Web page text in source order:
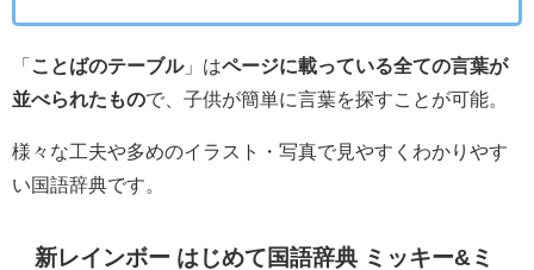
「 ことばのテーブル」はページに載っている全ての言葉が
並べられたもので、子供が簡単に言葉を探すことが可能。
様々な工夫や多めのイラスト・写真で見やすくわかりやす
い国語辞典です。
新レインボー はじめて国語辞典 ミッキー&ミ